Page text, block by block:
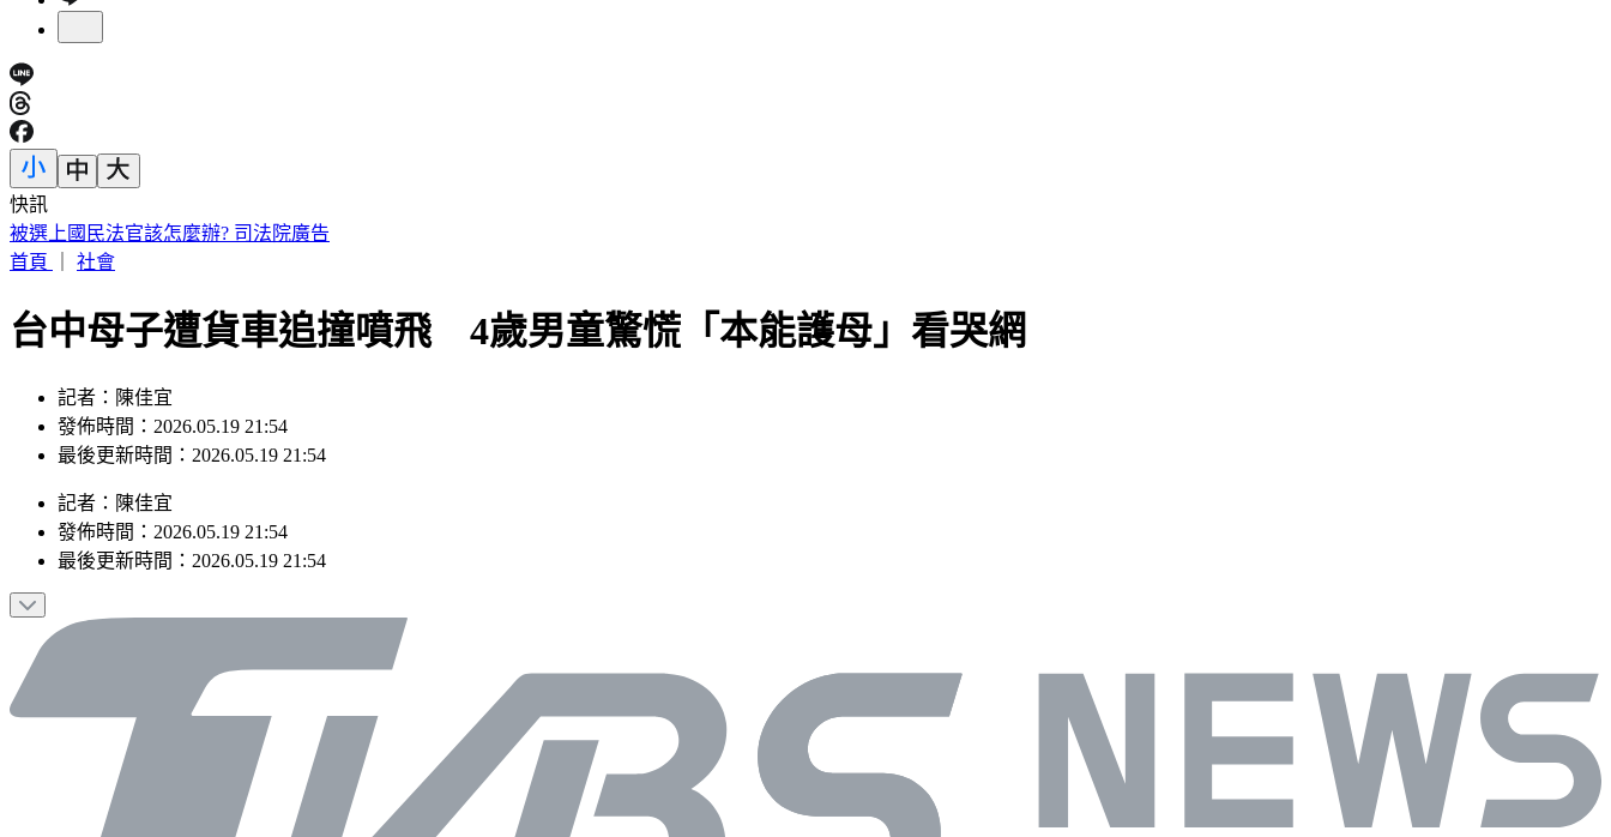
快訊
被選上國民法官該怎麼辦? 司法院廣告
首頁
社會
台中母子遭貨車追撞噴飛 4歲男童驚慌「本能護母」看哭網
記者：陳佳宜
發佈時間：2026.05.19 21:54
最後更新時間：2026.05.19 21:54
記者 ： 陳佳宜
發佈時間： 2026.05.19 21:54
最後更新時間： 2026.05.19 21:54